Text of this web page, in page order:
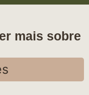
mais sobre